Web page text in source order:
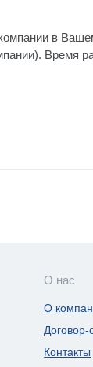
в
О нас
О
Контакты